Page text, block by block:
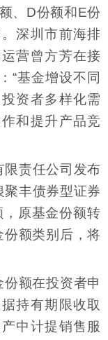
、D份额和E份
深圳市前海排
营曾方芳在接
“基金增设不同
资者多样化需
和提升产品竞
责任公司发布
丰债券型证券
原基金份额转
额类别后，将
额在投资者申
持有期限收取
中计提销售服